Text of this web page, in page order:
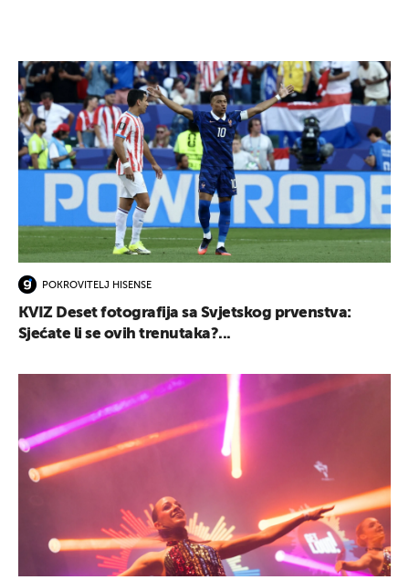
POKROVITELJ HISENSE
KVIZ Deset fotografija sa Svjetskog prvenstva:
Sjećate li se ovih trenutaka?...
UKLJUČITE NOTIFIKACIJE